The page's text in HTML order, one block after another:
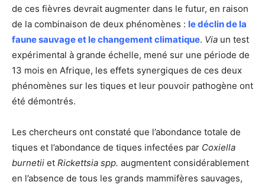
de ces fièvres devrait augmenter dans le futur, en raison
de la combinaison de deux phénomènes : le déclin de la
faune sauvage et le changement climatique. Via un test
expérimental à grande échelle, mené sur une période de
13 mois en Afrique, les effets synergiques de ces deux
phénomènes sur les tiques et leur pouvoir pathogène ont
été démontrés.
Les chercheurs ont constaté que l’abondance totale de
tiques et l’abondance de tiques infectées par Coxiella
burnetii et Rickettsia spp. augmentent considérablement
en l’absence de tous les grands mammifères sauvages,